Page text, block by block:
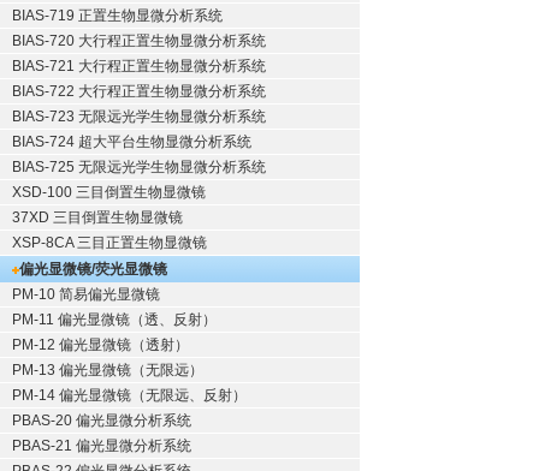
BIAS-719 正置生物显微分析系统
BIAS-720 大行程正置生物显微分析系统
BIAS-721 大行程正置生物显微分析系统
BIAS-722 大行程正置生物显微分析系统
BIAS-723 无限远光学生物显微分析系统
BIAS-724 超大平台生物显微分析系统
BIAS-725 无限远光学生物显微分析系统
XSD-100 三目倒置生物显微镜
37XD 三目倒置生物显微镜
XSP-8CA 三目正置生物显微镜
偏光显微镜/荧光显微镜
PM-10 简易偏光显微镜
PM-11 偏光显微镜（透、反射）
PM-12 偏光显微镜（透射）
PM-13 偏光显微镜（无限远）
PM-14 偏光显微镜（无限远、反射）
PBAS-20 偏光显微分析系统
PBAS-21 偏光显微分析系统